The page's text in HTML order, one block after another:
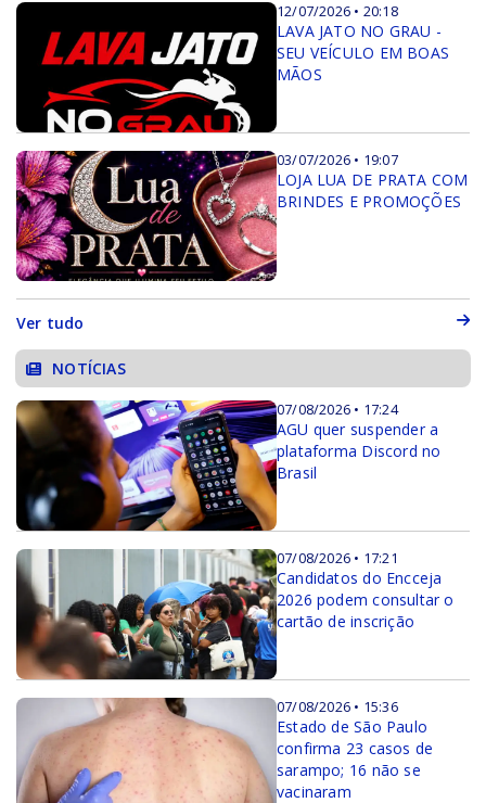
12/07/2026 • 20:18
LAVA JATO NO GRAU -
SEU VEÍCULO EM BOAS
MÃOS
03/07/2026 • 19:07
LOJA LUA DE PRATA COM
BRINDES E PROMOÇÕES
Ver tudo
NOTÍCIAS
07/08/2026 • 17:24
AGU quer suspender a
plataforma Discord no
Brasil
07/08/2026 • 17:21
Candidatos do Encceja
2026 podem consultar o
cartão de inscrição
07/08/2026 • 15:36
Estado de São Paulo
confirma 23 casos de
sarampo; 16 não se
vacinaram